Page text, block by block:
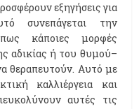
εξηγήσεις για
συνεπάγεται την
κάποιες μορφές
αδικίας ή του θυμού–
θεραπευτούν. Αυτό με
καλλιέργεια και
αυτές τις